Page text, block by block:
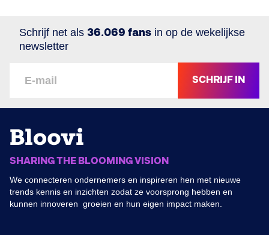
Schrijf net als 36.069 fans in op de wekelijkse
newsletter
SCHRIJF IN
SHARING THE BLOOMING VISION
We connecteren ondernemers en inspireren hen met nieuwe
trends kennis en inzichten zodat ze voorsprong hebben en
kunnen innoveren groeien en hun eigen impact maken.